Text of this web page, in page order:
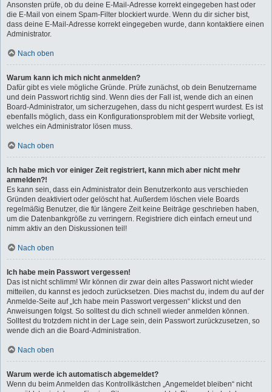
Ansonsten prüfe, ob du deine E-Mail-Adresse korrekt eingegeben hast oder
die E-Mail von einem Spam-Filter blockiert wurde. Wenn du dir sicher bist,
dass deine E-Mail-Adresse korrekt eingegeben wurde, dann kontaktiere einen
Administrator.
Nach oben
Warum kann ich mich nicht anmelden?
Dafür gibt es viele mögliche Gründe. Prüfe zunächst, ob dein Benutzername
und dein Passwort richtig sind. Wenn dies der Fall ist, wende dich an einen
Board-Administrator, um sicherzugehen, dass du nicht gesperrt wurdest. Es ist
ebenfalls möglich, dass ein Konfigurationsproblem mit der Website vorliegt,
welches ein Administrator lösen muss.
Nach oben
Ich habe mich vor einiger Zeit registriert, kann mich aber nicht mehr
anmelden?!
Es kann sein, dass ein Administrator dein Benutzerkonto aus verschieden
Gründen deaktiviert oder gelöscht hat. Außerdem löschen viele Boards
regelmäßig Benutzer, die für längere Zeit keine Beiträge geschrieben haben,
um die Datenbankgröße zu verringern. Registriere dich einfach erneut und
nimm aktiv an den Diskussionen teil!
Nach oben
Ich habe mein Passwort vergessen!
Das ist nicht schlimm! Wir können dir zwar dein altes Passwort nicht wieder
mitteilen, du kannst es jedoch zurücksetzen. Dies machst du, indem du auf der
Anmelde-Seite auf „Ich habe mein Passwort vergessen“ klickst und den
Anweisungen folgst. So solltest du dich schnell wieder anmelden können.
Solltest du trotzdem nicht in der Lage sein, dein Passwort zurückzusetzen, so
wende dich an die Board-Administration.
Nach oben
Warum werde ich automatisch abgemeldet?
Wenn du beim Anmelden das Kontrollkästchen „Angemeldet bleiben“ nicht